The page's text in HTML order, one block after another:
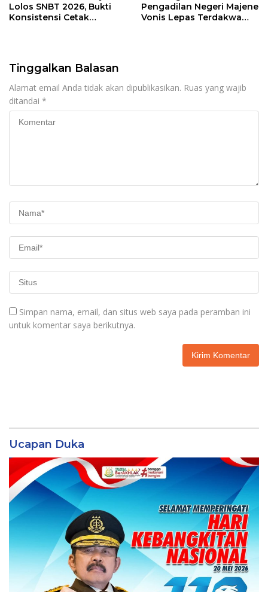
Lolos SNBT 2026, Bukti
Konsistensi Cetak
Pengadilan Negeri Majene
Vonis Lepas Terdakwa
Tinggalkan Balasan
Alamat email Anda tidak akan dipublikasikan. Ruas yang wajib
ditandai *
Simpan nama, email, dan situs web saya pada peramban ini
untuk komentar saya berikutnya.
Ucapan Duka